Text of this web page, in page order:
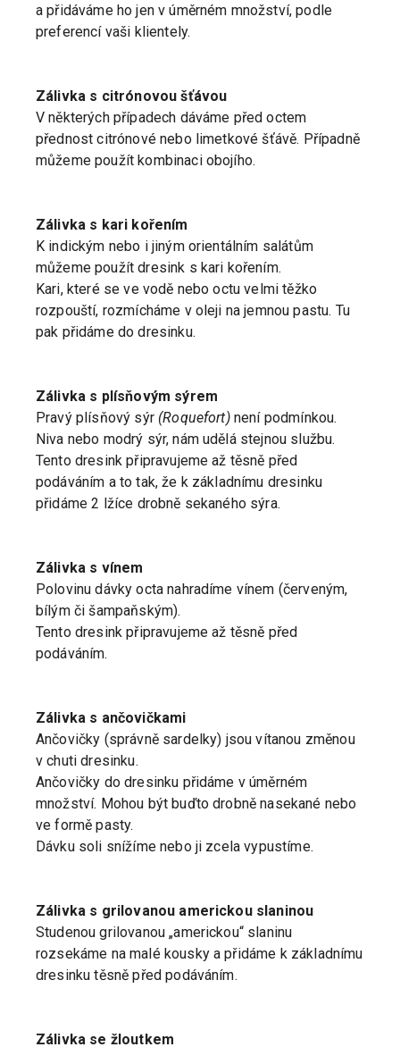
a přidáváme ho jen v úměrném množství, podle
preferencí vaši klientely.
Zálivka s citrónovou šťávou
V některých případech dáváme před octem
přednost citrónové nebo limetkové šťávě. Případně
můžeme použít kombinaci obojího.
Zálivka s kari kořením
K indickým nebo i jiným orientálním salátům
můžeme použít dresink s kari kořením.
Kari, které se ve vodě nebo octu velmi těžko
rozpouští, rozmícháme v oleji na jemnou pastu. Tu
pak přidáme do dresinku.
Zálivka s plísňovým sýrem
Pravý plísňový sýr (Roquefort)není podmínkou.
Niva nebo modrý sýr, nám udělá stejnou službu.
Tento dresink připravujeme až těsně před
podáváním a to tak, že k základnímu dresinku
přidáme 2 lžíce drobně sekaného sýra.
Zálivka s vínem
Polovinu dávky octa nahradíme vínem (červeným,
bílým či šampaňským).
Tento dresink připravujeme až těsně před
podáváním.
Zálivka s ančovičkami
Ančovičky (správně sardelky) jsou vítanou změnou
v chuti dresinku.
Ančovičky do dresinku přidáme v úměrném
množství. Mohou být buďto drobně nasekané nebo
ve formě pasty.
Dávku soli snížíme nebo ji zcela vypustíme.
Zálivka s grilovanou americkou slaninou
Studenou grilovanou „americkou“ slaninu
rozsekáme na malé kousky a přidáme k základnímu
dresinku těsně před podáváním.
Zálivka se žloutkem